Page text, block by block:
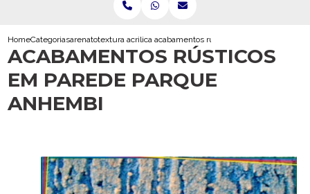
HomeCategoriasarenatotextura acrilica arenatoacabamentos rusticos em parede
ACABAMENTOS RÚSTICOS
EM PAREDE PARQUE
ANHEMBI